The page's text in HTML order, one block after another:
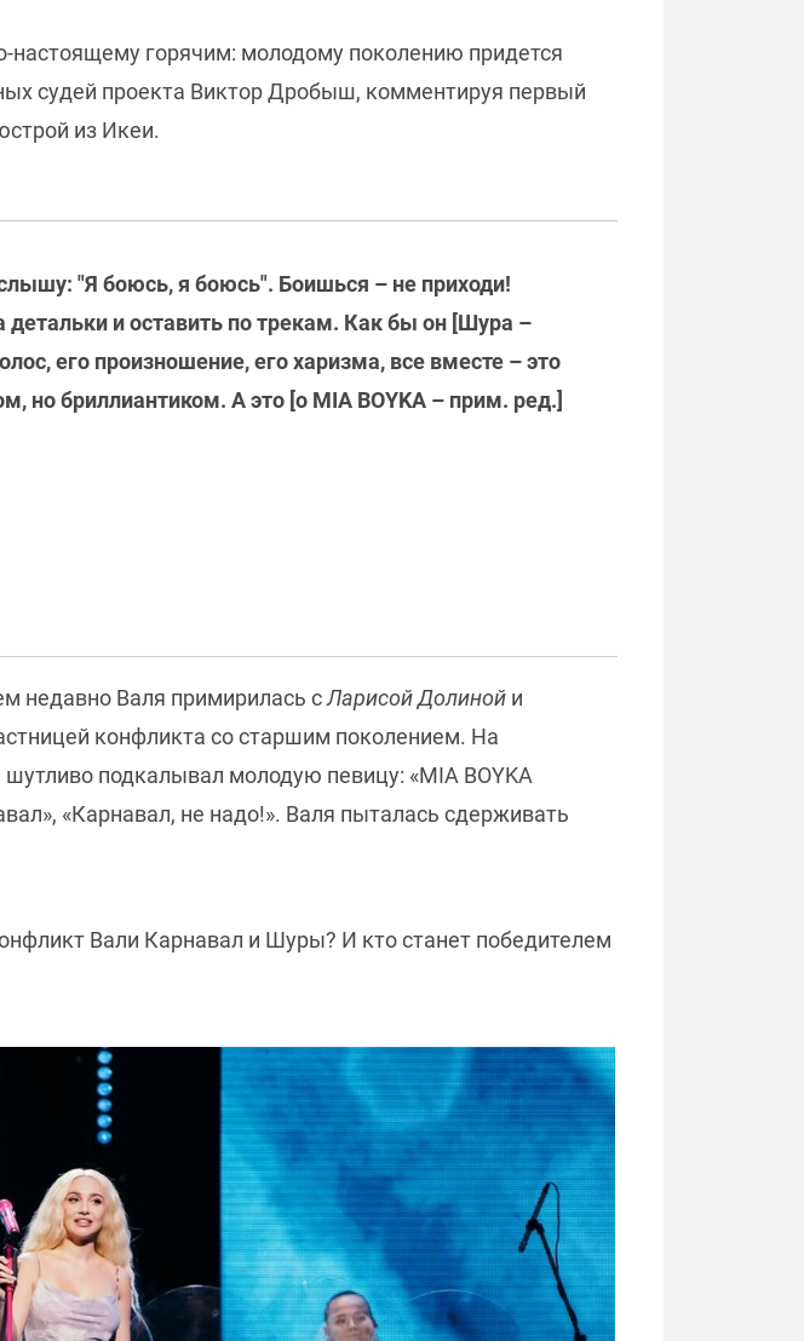
горячим: молодому поколению придется
судей проекта Виктор Дробыш, комментируя первый
из Икеи.
"Я боюсь, я боюсь". Боишься – не приходи!
и оставить по трекам. Как бы он [Шура –
его произношение, его харизма, все вместе – это
но бриллиантиком. А это [о МIA BOYKA – прим. ред.]
недавно Валя примирилась сЛарисой Долиной и
конфликта со старшим поколением. На
подкалывал молодую певицу: «MIA BOYKA
«Карнавал, не надо!». Валя пыталась сдерживать
Вали Карнавал и Шуры? И кто станет победителем